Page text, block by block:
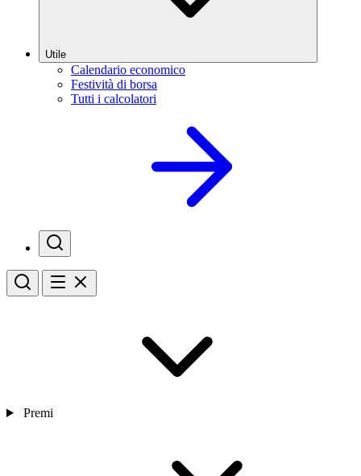
Utile
Calendario economico
Festività di borsa
Tutti i calcolatori
Premi